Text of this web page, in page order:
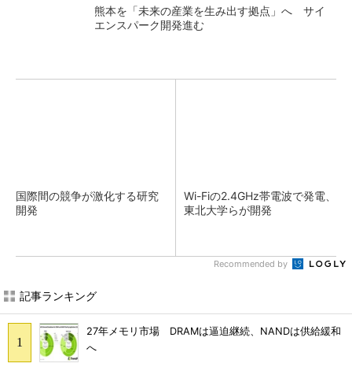
熊本を「未来の産業を生み出す拠点」へ サイ
エンスパーク開発進む
国際間の競争が激化する研究
開発
Wi-Fiの2.4GHz帯電波で発電、
東北大学らが開発
Recommended by
記事ランキング
27年メモリ市場 DRAMは逼迫継続、NANDは供給緩和
へ